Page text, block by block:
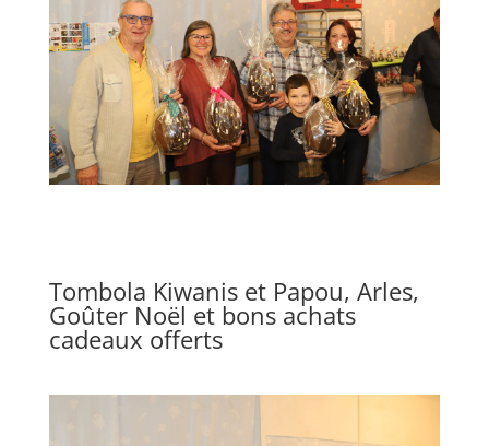
Tombola Kiwanis et Papou, Arles,
Goûter Noël et bons achats
cadeaux offerts